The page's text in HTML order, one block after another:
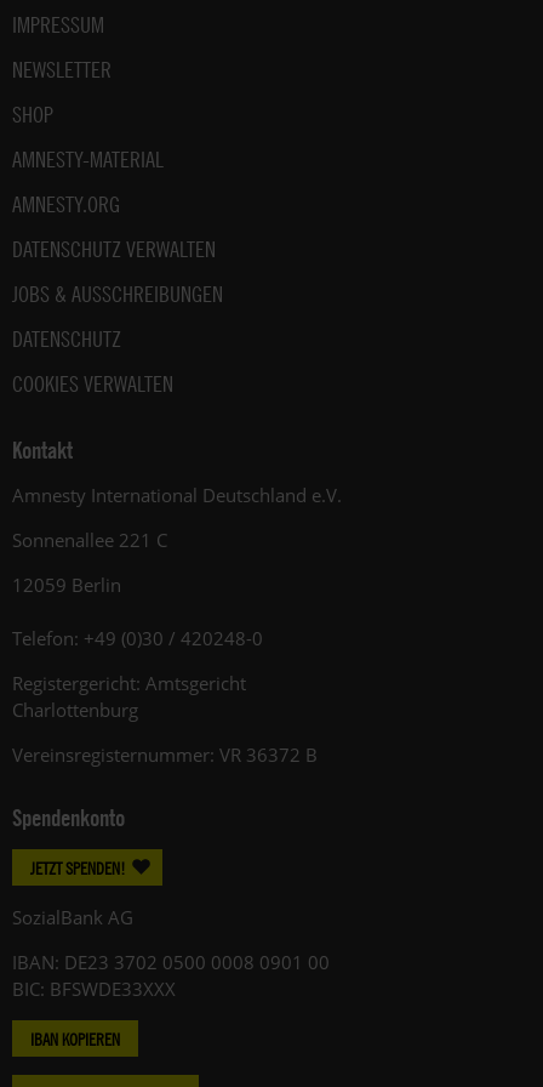
IMPRESSUM
NEWSLETTER
SHOP
AMNESTY-MATERIAL
AMNESTY.ORG
DATENSCHUTZ VERWALTEN
JOBS & AUSSCHREIBUNGEN
DATENSCHUTZ
COOKIES VERWALTEN
Kontakt
Amnesty International Deutschland e.V.
Sonnenallee 221 C
12059 Berlin
Telefon: +49 (0)30 / 420248-0
Registergericht: Amtsgericht
Charlottenburg
Vereinsregisternummer: VR 36372 B
Spendenkonto
JETZT SPENDEN!
SozialBank AG
IBAN: DE23 3702 0500 0008 0901 00
BIC: BFSWDE33XXX
IBAN KOPIEREN